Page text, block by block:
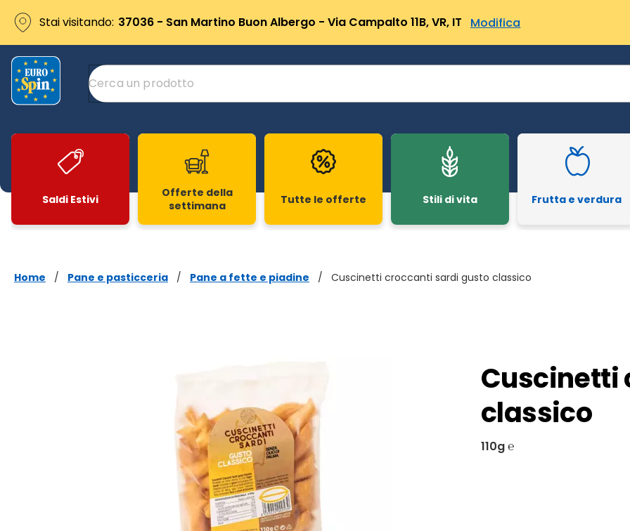
Stai visitando: 37036 - San Martino Buon Albergo - Via Campalto 11B, VR, IT Modifica
Saldi Estivi
Offerte della
settimana
Tutte le offerte Stili di vita Frutta e verdura
Home / Pane e pasticceria / Pane a fette e piadine / Cuscinetti croccanti sardi gusto classico
Cuscinetti
classico
110g ℮